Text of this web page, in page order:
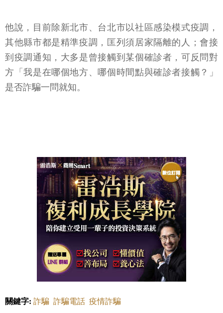
他說，目前除新北市、台北市以社區感染模式疫調，
其他縣市都是精準疫調，匡列須居家隔離的人；會接
到疫調通知，大多是曾接觸到某個確診者，可反問對
方「我是在哪個地方、哪個時間點與確診者接觸？」
是否詐騙一問就知。
關鍵字: 詐騙 詐騙電話 疫情詐騙